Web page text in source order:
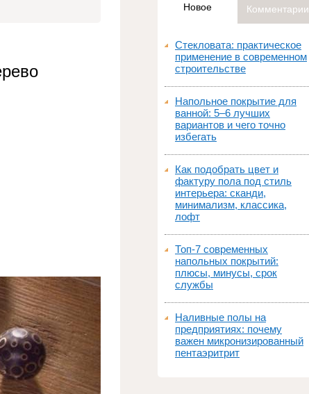
Новое Комментарии
Стекловата: практическое
применение в современном
строительстве
Напольное покрытие для
ванной: 5–6 лучших
вариантов и чего точно
избегать
Как подобрать цвет и
фактуру пола под стиль
интерьера: сканди,
минимализм, классика,
лофт
Топ‑7 современных
напольных покрытий:
плюсы, минусы, срок
службы
Наливные полы на
предприятиях: почему
важен микронизированный
пентаэритрит